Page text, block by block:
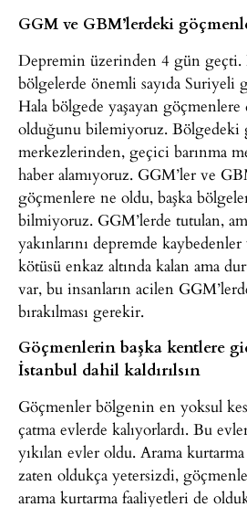
GGM ve GBM’lerdeki
Depremin üzerinden 4 gün
bölgelerde önemli sayıda Suriyeli
Hala bölgede yaşayan göçmenlere
olduğunu bilemiyoruz. Bölgedeki
merkezlerinden, geçici barınma
haber alamıyoruz. GGM’ler ve
göçmenlere ne oldu, başka
bilmiyoruz. GGM’lerde tutulan,
yakınlarını depremde
kötüsü enkaz altında kalan ama
var, bu insanların acilen
bırakılması gerekir.
Göçmenlerin başka kentlere
İstanbul dahil kaldırılsın
Göçmenler bölgenin en yoksul
çatma evlerde kalıyorlardı. Bu
yıkılan evler oldu. Arama
zaten oldukça yetersizdi,
arama kurtarma faaliyetleri de